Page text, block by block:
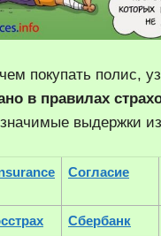
покупать полис,
в правилах
выдержки
Согласие
Сбербанк